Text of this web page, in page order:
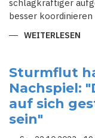
schlagkräftiger
besser koordinieren
WEITERLESEN
Sturmflut
Nachspiel:
auf sich
sein"